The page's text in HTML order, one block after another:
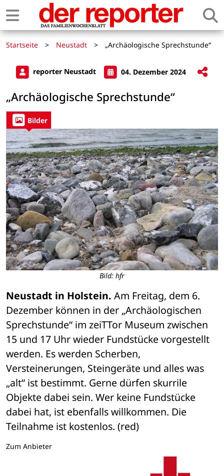
Startseite > Neustadt > „Archäologische Sprechstunde“
reporter Neustadt 04. Dezember 2024
„Archäologische Sprechstunde“
Bilder
Bild: hfr
Neustadt in Holstein. Am Freitag, dem 6.
Dezember können in der „Archäologischen
Sprechstunde“ im zeiTTor Museum zwischen
15 und 17 Uhr wieder Fundstücke vorgestellt
werden. Es werden Scherben,
Versteinerungen, Steingeräte und alles was
„alt“ ist bestimmt. Gerne dürfen skurrile
Objekte dabei sein. Wer keine Fundstücke
dabei hat, ist ebenfalls willkommen. Die
Teilnahme ist kostenlos. (red)
Zum Anbieter